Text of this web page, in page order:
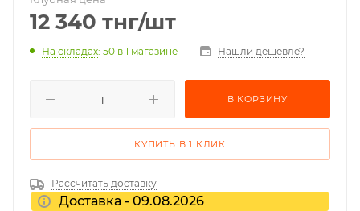
12 340 тнг/шт
На складах: 50 в 1 магазине Нашли дешевле?
В КОРЗИНУ
КУПИТЬ В 1 КЛИК
Рассчитать доставку
Доставка - 09.08.2026